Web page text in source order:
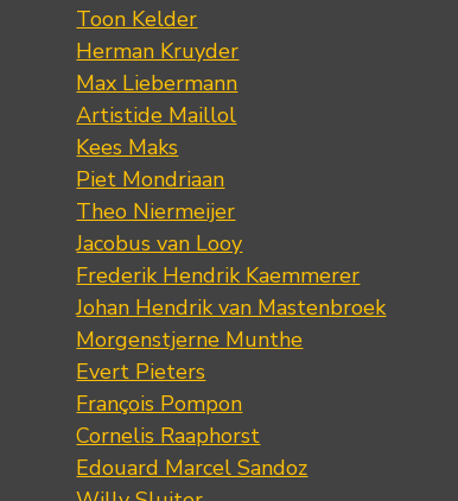
Toon Kelder
Herman Kruyder
Max Liebermann
Artistide Maillol
Kees Maks
Piet Mondriaan
Theo Niermeijer
Jacobus van Looy
Frederik Hendrik Kaemmerer
Johan Hendrik van Mastenbroek
Morgenstjerne Munthe
Evert Pieters
François Pompon
Cornelis Raaphorst
Edouard Marcel Sandoz